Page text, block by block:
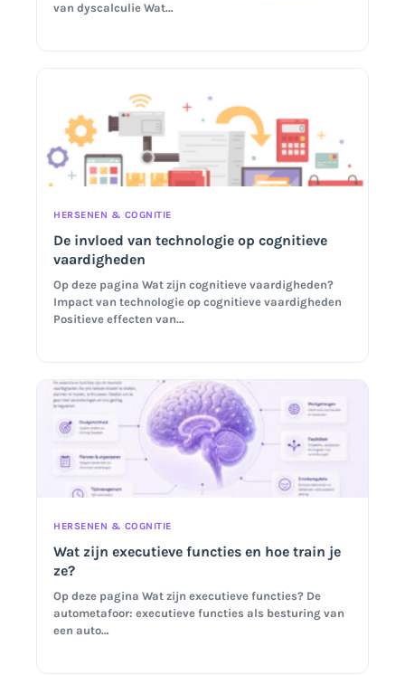
van dyscalculie Wat…
HERSENEN & COGNITIE
De invloed van technologie op cognitieve
vaardigheden
Op deze pagina Wat zijn cognitieve vaardigheden?
Impact van technologie op cognitieve vaardigheden
Positieve effecten van…
HERSENEN & COGNITIE
Wat zijn executieve functies en hoe train je
ze?
Op deze pagina Wat zijn executieve functies? De
autometafoor: executieve functies als besturing van
een auto…